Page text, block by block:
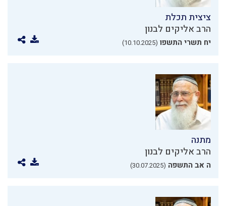
ציצית תכלת
הרב אליקים לבנון
יח תשרי התשפו (10.10.2025)
מתנה
הרב אליקים לבנון
ה אב התשפה (30.07.2025)